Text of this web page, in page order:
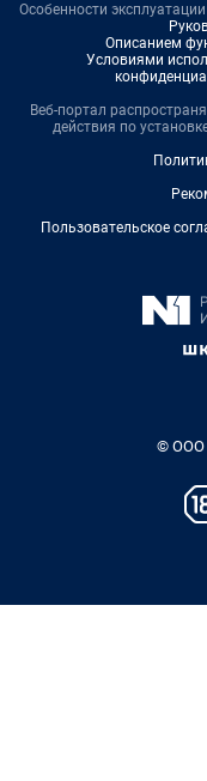
Особенности
Описанием
Условиями
Веб-портал
действия по
Пользовательское
© ООО